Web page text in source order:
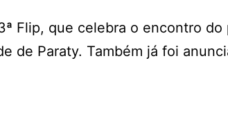
Flip, que celebra o encontro do
de Paraty. Também já foi